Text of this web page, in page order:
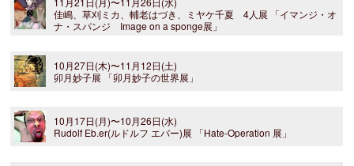
佳嶋、草刈ミカ、輔老はづき、ミヤケ千夏 4人展 「イマンジ・オ
ナ・スパンジ Image on a sponge展」
10月27日(木)〜11月12日(土)
卯月妙子展 「卯月妙子の世界展」
10月17日(月)〜10月26日(水)
Rudolf Eb.er(ルドルフ エバー)展 「Hate-Operation 展」